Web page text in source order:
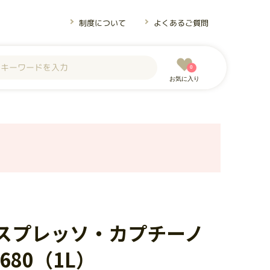
制度について よくあるご質問
お気に入り
0
プレッソ・カプチーノ
（1L）